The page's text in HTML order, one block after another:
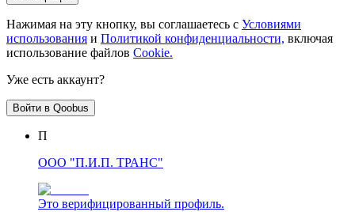
Нажимая на эту кнопку, вы соглашаетесь с Условиями
использования и Политикой конфиденциальности, включая
использование файлов Cookie.
Уже есть аккаунт?
Войти в Qoobus
П
ООО "П.И.П. ТРАНС"
Это верифицированный профиль.